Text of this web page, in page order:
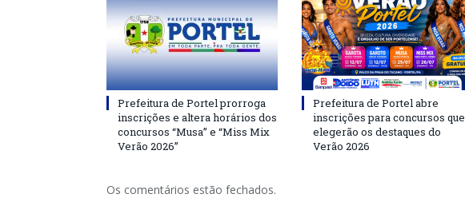
Prefeitura de Portel prorroga
inscrições e altera horários dos
concursos “Musa” e “Miss Mix
Verão 2026”
Prefeitura de Portel abre
inscrições para concursos que
elegerão os destaques do
Verão 2026
Os comentários estão fechados.